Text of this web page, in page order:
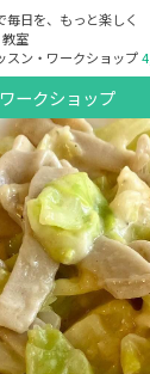
毎日を、もっと楽しく
教室
スン・ワークショップ
ワークショップ